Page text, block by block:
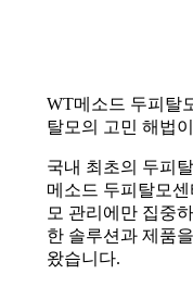
WT메소드 두피탈
탈모의 고민 해법
국내 최초의 두피
메소드 두피탈모
모 관리에만 집중
한 솔루션과 제품
왔습니다.